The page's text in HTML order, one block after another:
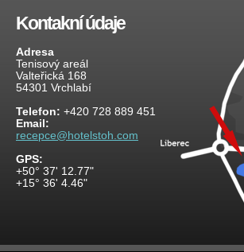
Kontakní údaje
Adresa
Tenisový areál
Valteřická 168
54301 Vrchlabí
Telefon: +420 728 889 451
Email:
recepce@hotelstoh.com
GPS:
+50° 37' 12.77"
+15° 36' 4.46"